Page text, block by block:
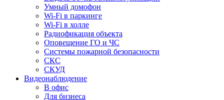
Умный домофон
Wi-Fi в паркинге
Wi-Fi в холле
Радиофикация объекта
Оповещение ГО и ЧС
Системы пожарной безопасности
СКС
СКУД
Видеонаблюдение
В офис
Для бизнеса